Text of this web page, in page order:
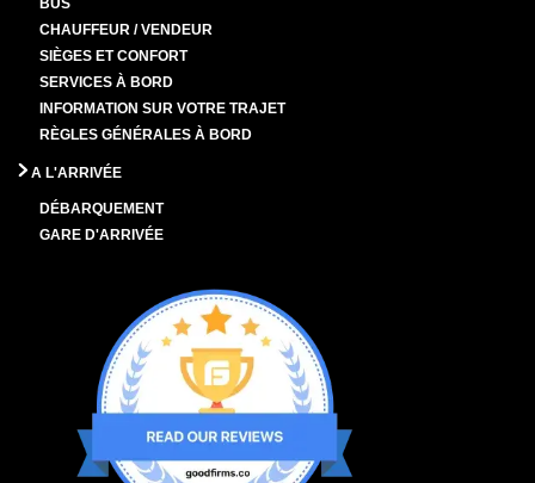
BUS
CHAUFFEUR / VENDEUR
SIÈGES ET CONFORT
SERVICES À BORD
INFORMATION SUR VOTRE TRAJET
RÈGLES GÉNÉRALES À BORD
A L'ARRIVÉE
DÉBARQUEMENT
GARE D'ARRIVÉE